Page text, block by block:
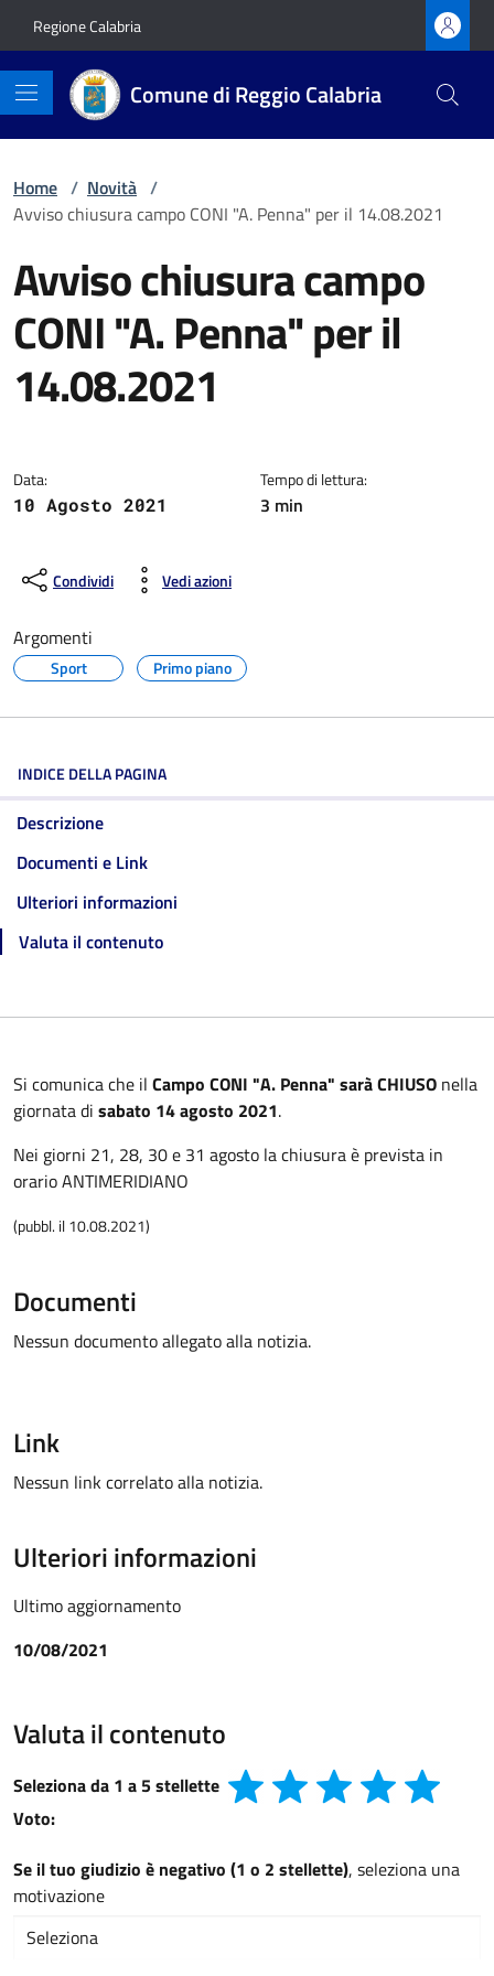
Regione Calabria
Comune di Reggio Calabria
Home / Novità /
Avviso chiusura campo CONI "A. Penna" per il 14.08.2021
Avviso chiusura campo
CONI "A. Penna" per il
14.08.2021
Data:
10 Agosto 2021
Tempo di lettura:
3 min
Condividi Vedi azioni
Argomenti
Sport Primo piano
INDICE DELLA PAGINA
Descrizione
Documenti e Link
Ulteriori informazioni
Valuta il contenuto
Si comunica che il Campo CONI "A. Penna" sarà CHIUSO nella
giornata di sabato 14 agosto 2021.
Nei giorni 21, 28, 30 e 31 agosto la chiusura è prevista in
orario ANTIMERIDIANO
(pubbl. il 10.08.2021)
Documenti
Nessun documento allegato alla notizia.
Link
Nessun link correlato alla notizia.
Ulteriori informazioni
Ultimo aggiornamento
10/08/2021
Valuta il contenuto
Seleziona da 1 a 5 stellette
Voto:
Se il tuo giudizio è negativo (1 o 2 stellette), seleziona una
motivazione